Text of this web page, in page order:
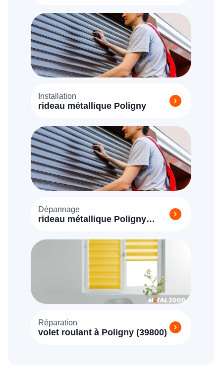
Installation
rideau métallique Poligny
Dépannage
rideau métallique Poligny
Réparation
volet roulant à Poligny (39800)